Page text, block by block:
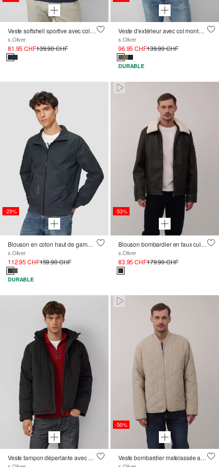
Veste softshell sportive avec col bombardier
s.Oliver
81.95 CHF139.90 CHF
Veste d'extérieur avec col montant et détails contrastés
s.Oliver
96.95 CHF139.90 CHF
DURABLE
-29%
Blouson en coton haut de gamme à détails contrastants
s.Oliver
112.95 CHF159.90 CHF
DURABLE
Paused • Muted
-53%
Blouson bombardier en faux cuir avec col teddy amovible
s.Oliver
83.95 CHF179.90 CHF
Veste tampon déperlante avec capuche amovible
Paused • Muted
-50%
Veste bombardier matelassée avec doublure légère